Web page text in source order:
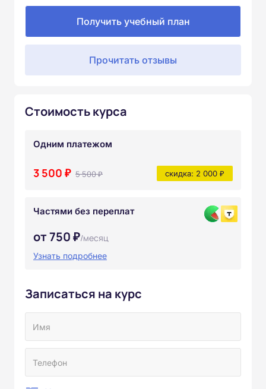
Получить учебный план
Прочитать отзывы
Стоимость курса
Одним платежом
3 500 ₽ 5 500 ₽ скидка: 2 000 ₽
Частями без переплат
от 750 ₽/месяц
Узнать подробнее
Записаться на курс